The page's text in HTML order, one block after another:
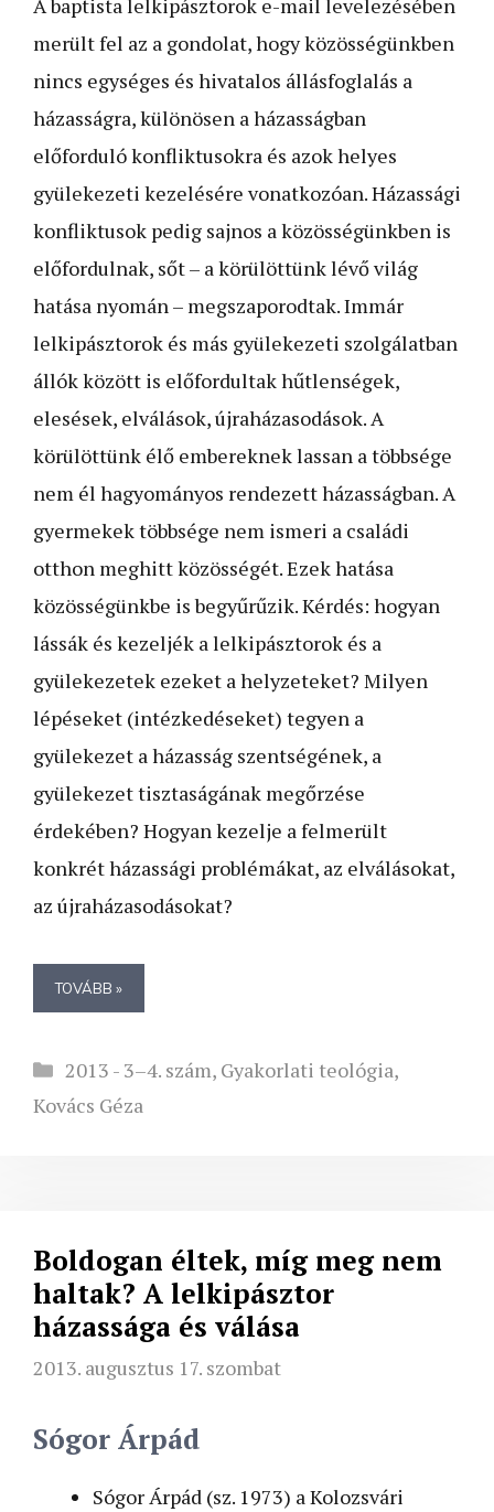
A baptista lelkipásztorok e-mail levelezésében
merült fel az a gondolat, hogy közösségünkben
nincs egységes és hivatalos állásfoglalás a
házasságra, különösen a házasságban
előforduló konfliktusokra és azok helyes
gyülekezeti kezelésére vonatkozóan. Házassági
konfliktusok pedig sajnos a közösségünkben is
előfordulnak, sőt – a körülöttünk lévő világ
hatása nyomán – megszaporodtak. Immár
lelkipásztorok és más gyülekezeti szolgálatban
állók között is előfordultak hűtlenségek,
elesések, elválások, újraházasodások. A
körülöttünk élő embereknek lassan a többsége
nem él hagyományos rendezett házasságban. A
gyermekek többsége nem ismeri a családi
otthon meghitt közösségét. Ezek hatása
közösségünkbe is begyűrűzik. Kérdés: hogyan
lássák és kezeljék a lelkipásztorok és a
gyülekezetek ezeket a hely­zeteket? Milyen
lépéseket (intézkedéseket) tegyen a
gyülekezet a házasság szentségének, a
gyülekezet tisztaságának megőrzése
érdekében? Hogyan kezelje a felmerült
konkrét házassági problémákat, az elválásokat,
az újraházasodásokat?
TOVÁBB »
Kategória
2013 - 3–4. szám, Gyakorlati teológia,
Kovács Géza
Boldogan éltek, míg meg nem
haltak? A lelkipásztor
házassága és válása
2013. augusztus 17. szombat
Sógor Árpád
Sógor Árpád (sz. 1973) a Kolozsvári